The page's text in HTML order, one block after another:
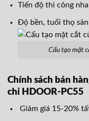
Tiến độ thi công
Độ bền, tuổi thọ
Cấu tạo mặt
Chính sách bán
chỉ HDOOR-PC55
Giảm giá 15-20%